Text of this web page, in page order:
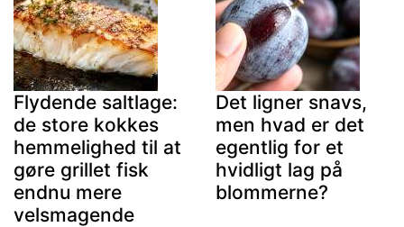
Flydende saltlage:
de store kokkes
hemmelighed til at
gøre grillet fisk
endnu mere
velsmagende
Det ligner snavs,
men hvad er det
egentlig for et
hvidligt lag på
blommerne?